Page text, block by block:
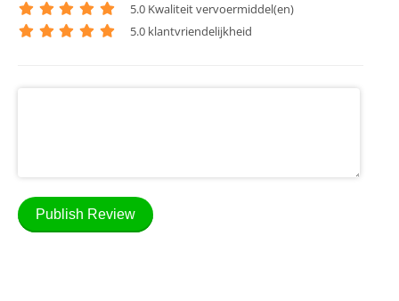
5.0 Kwaliteit vervoermiddel(en)
5.0 klantvriendelijkheid
Publish Review